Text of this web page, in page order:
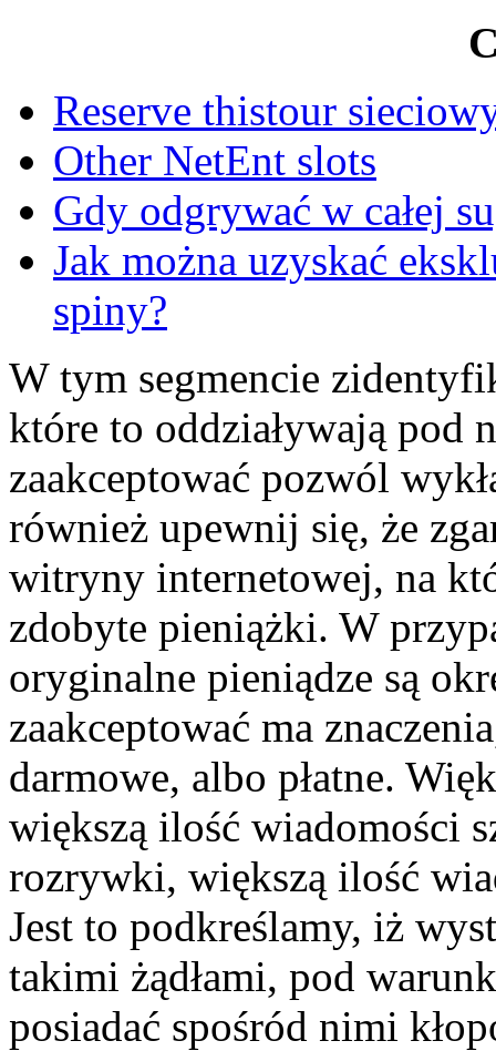
Reserve thistour
Other NetEnt slots
Gdy odgrywać w całej
Jak można uzyskać
spiny?
W tym segmencie
które to oddziaływają pod
zaakceptować pozwól
również upewnij się, że
witryny internetowej, na
zdobyte pieniążki. W
oryginalne pieniądze są
zaakceptować ma
darmowe, albo płatne.
większą ilość wiadomości
rozrywki, większą ilość
Jest to podkreślamy, iż
takimi żądłami, pod
posiadać spośród nimi